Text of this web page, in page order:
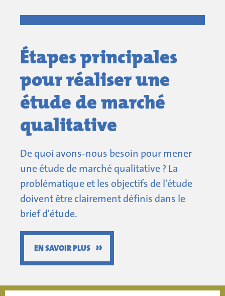
Étapes principales
pour réaliser une
étude de marché
qualitative
De quoi avons-nous besoin pour mener
une étude de marché qualitative ? La
problématique et les objectifs de l'étude
doivent être clairement définis dans le
brief d'étude.
EN SAVOIR PLUS »